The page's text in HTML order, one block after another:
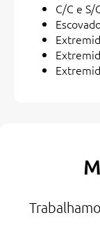
C/C e S/